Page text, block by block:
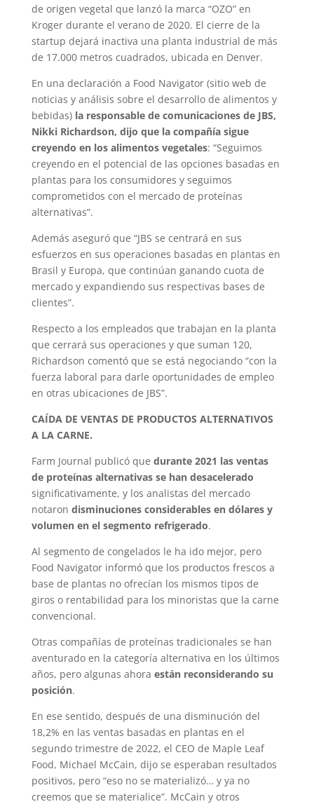
de origen vegetal que lanzó la marca “OZO” en
Kroger durante el verano de 2020. El cierre de la
startup dejará inactiva una planta industrial de más
de 17.000 metros cuadrados, ubicada en Denver.
En una declaración a Food Navigator (sitio web de
noticias y análisis sobre el desarrollo de alimentos y
bebidas) la responsable de comunicaciones de JBS,
Nikki Richardson, dijo que la compañía sigue
creyendo en los alimentos vegetales: “Seguimos
creyendo en el potencial de las opciones basadas en
plantas para los consumidores y seguimos
comprometidos con el mercado de proteínas
alternativas”.
Además aseguró que “JBS se centrará en sus
esfuerzos en sus operaciones basadas en plantas en
Brasil y Europa, que continúan ganando cuota de
mercado y expandiendo sus respectivas bases de
clientes”.
Respecto a los empleados que trabajan en la planta
que cerrará sus operaciones y que suman 120,
Richardson comentó que se está negociando “con la
fuerza laboral para darle oportunidades de empleo
en otras ubicaciones de JBS”.
CAÍDA DE VENTAS DE PRODUCTOS ALTERNATIVOS
A LA CARNE.
Farm Journal publicó que durante 2021 las ventas
de proteínas alternativas se han desacelerado
significativamente, y los analistas del mercado
notaron disminuciones considerables en dólares y
volumen en el segmento refrigerado.
Al segmento de congelados le ha ido mejor, pero
Food Navigator informó que los productos frescos a
base de plantas no ofrecían los mismos tipos de
giros o rentabilidad para los minoristas que la carne
convencional.
Otras compañías de proteínas tradicionales se han
aventurado en la categoría alternativa en los últimos
años, pero algunas ahora están reconsiderando su
posición.
En ese sentido, después de una disminución del
18,2% en las ventas basadas en plantas en el
segundo trimestre de 2022, el CEO de Maple Leaf
Food, Michael McCain, dijo se esperaban resultados
positivos, pero “eso no se materializó… y ya no
creemos que se materialice”. McCain y otros